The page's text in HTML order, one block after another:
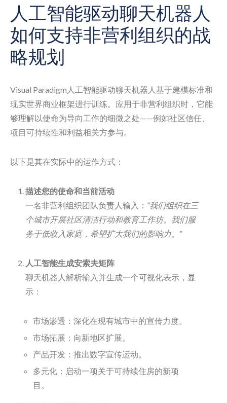
人工智能驱动聊天机器人
如何支持非营利组织的战
略规划
Visual Paradigm人工智能驱动聊天机器人基于建模标准和
现实世界商业框架进行训练。应用于非营利组织时，它能
够理解以使命为导向工作的细微之处——例如社区信任、
项目可持续性和利益相关方参与。
以下是其在实际中的运作方式：
描述您的使命和当前活动
一名非营利组织团队负责人输入： “我们组织在三
个城市开展社区清洁行动和教育工作坊。我们服
务于低收入家庭，希望扩大我们的影响力。”
人工智能生成安索夫矩阵
聊天机器人解析输入并生成一个可视化表示，显
示：
市场渗透：深化在现有城市中的宣传力度。
市场拓展：向新地区扩展。
产品开发：推出数字宣传运动。
多元化：启动一项关于可持续住房的新项
目。